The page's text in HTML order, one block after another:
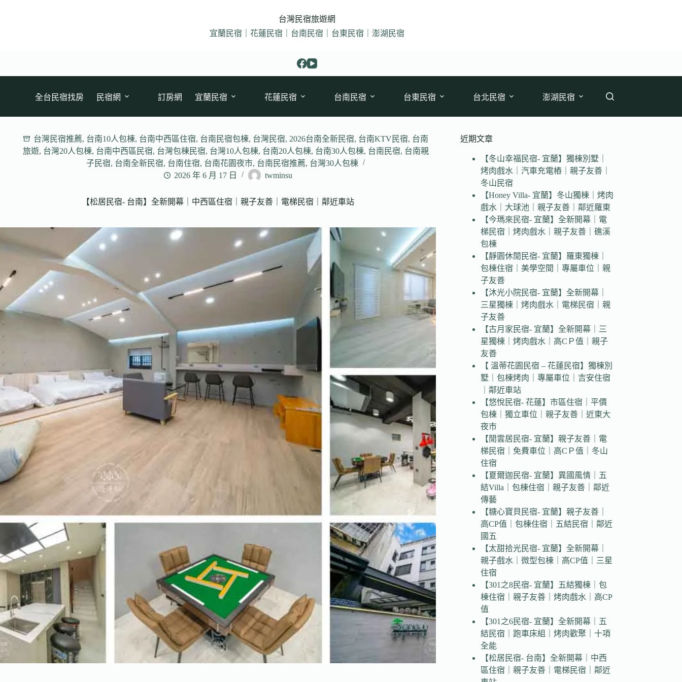
台灣民宿旅遊網
宜蘭民宿｜花蓮民宿｜台南民宿｜台東民宿｜澎湖民宿
全台民宿找房 民宿網 訂房網 宜蘭民宿 花蓮民宿 台南民宿 台東民宿 台北民宿 澎湖民宿
台灣民宿推薦, 台南10人包棟, 台南中西區住宿, 台南民宿包棟, 台灣民宿, 2026台南全新民宿, 台南KTV民宿, 台南
旅遊, 台灣20人包棟, 台南中西區民宿, 台灣包棟民宿, 台灣10人包棟, 台南20人包棟, 台南30人包棟, 台南民宿, 台南親
子民宿, 台南全新民宿, 台南住宿, 台南花園夜市, 台南民宿推薦, 台灣30人包棟
2026 年 6 月 17 日
twminsu
【松居民宿- 台南】全新開幕｜中西區住宿｜親子友善｜電梯民宿｜鄰近車站
近期文章
【冬山幸福民宿- 宜蘭】獨棟別墅｜
烤肉戲水｜汽車充電樁｜親子友善｜
冬山民宿
【Honey Villa- 宜蘭】冬山獨棟｜烤肉
戲水｜大球池｜親子友善｜鄰近羅東
【今瑪來民宿- 宜蘭】全新開幕｜電
梯民宿｜烤肉戲水｜親子友善｜礁溪
包棟
【靜園休閒民宿- 宜蘭】羅東獨棟｜
包棟住宿｜美學空間｜專屬車位｜親
子友善
【沐光小院民宿- 宜蘭】全新開幕｜
三星獨棟｜烤肉戲水｜電梯民宿｜親
子友善
【古月家民宿- 宜蘭】全新開幕｜三
星獨棟｜烤肉戲水｜高CＰ值｜親子
友善
【 溫蒂花園民宿 – 花蓮民宿】獨棟別
墅｜包棟烤肉｜專屬車位｜吉安住宿
｜鄰近車站
【悠悅民宿- 花蓮】市區住宿｜平價
包棟｜獨立車位｜親子友善｜近東大
夜市
【閒雲居民宿- 宜蘭】親子友善｜電
梯民宿｜免費車位｜高CＰ值｜冬山
住宿
【夏爾迦民宿- 宜蘭】異國風情｜五
結Villa｜包棟住宿｜親子友善｜鄰近
傳藝
【糖心寶貝民宿- 宜蘭】親子友善｜
高CP值｜包棟住宿｜五結民宿｜鄰近
國五
【太甜拾光民宿- 宜蘭】全新開幕｜
親子戲水｜微型包棟｜高CP值｜三星
住宿
【301之8民宿- 宜蘭】五結獨棟｜包
棟住宿｜親子友善｜烤肉戲水｜高CP
值
【301之6民宿- 宜蘭】全新開幕｜五
結民宿｜跑車床組｜烤肉歡聚｜十項
全能
【松居民宿- 台南】全新開幕｜中西
區住宿｜親子友善｜電梯民宿｜鄰近